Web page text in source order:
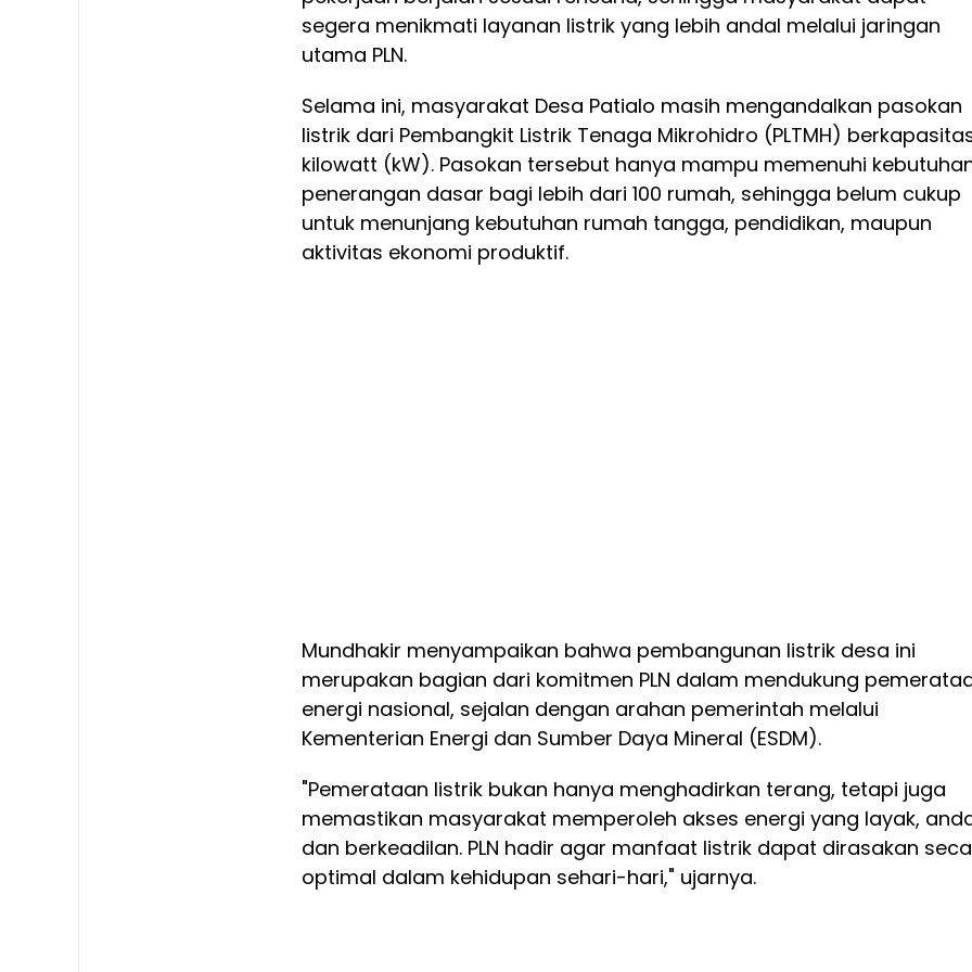
segera menikmati layanan listrik yang lebih andal melalui jaringan
utama PLN.
Selama ini, masyarakat Desa Patialo masih mengandalkan pasokan
listrik dari Pembangkit Listrik Tenaga Mikrohidro (PLTMH)
kilowatt (kW). Pasokan tersebut hanya mampu memenuhi
penerangan dasar bagi lebih dari 100 rumah, sehingga belum cukup
untuk menunjang kebutuhan rumah tangga, pendidikan, maupun
aktivitas ekonomi produktif.
Mundhakir menyampaikan bahwa pembangunan listrik desa ini
merupakan bagian dari komitmen PLN dalam mendukung
energi nasional, sejalan dengan arahan pemerintah melalui
Kementerian Energi dan Sumber Daya Mineral (ESDM).
"Pemerataan listrik bukan hanya menghadirkan terang, tetapi juga
memastikan masyarakat memperoleh akses energi yang layak,
dan berkeadilan. PLN hadir agar manfaat listrik dapat dirasakan
optimal dalam kehidupan sehari-hari," ujarnya.